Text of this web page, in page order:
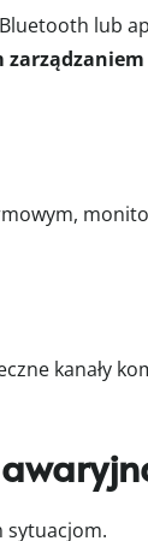
lub
kanały
sytuacjom.